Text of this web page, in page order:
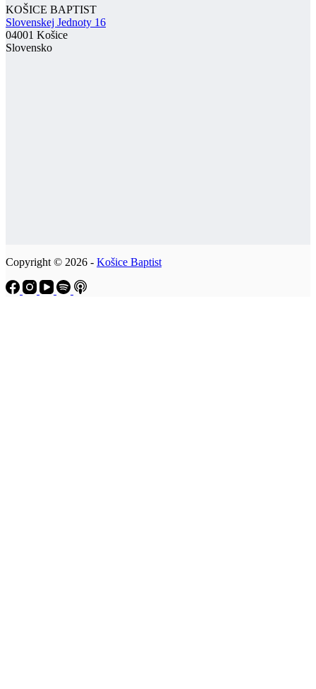
KOŠICE BAPTIST
Slovenskej Jednoty 16
04001 Košice
Slovensko
Copyright © 2026 - Košice Baptist